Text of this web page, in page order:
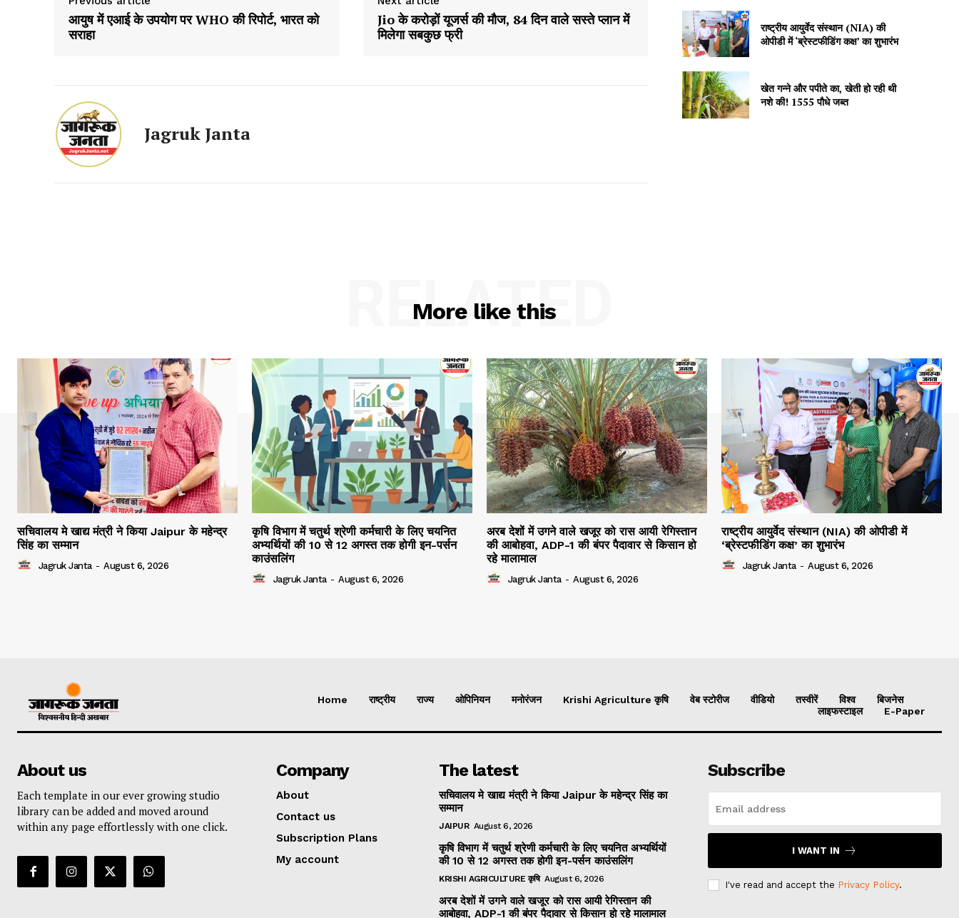
Subscription Plans
आयुष में एआई के उपयोग पर WHO की रिपोर्ट, भारत को
सराहा
Jio के करोड़ों यूजर्स की मौज, 84 दिन वाले सस्ते प्लान में
मिलेगा सबकुछ फ्री
Jagruk Janta
राष्ट्रीय आयुर्वेद संस्थान (NIA) की
ओपीडी में ‘ब्रेस्टफीडिंग कक्ष’ का शुभारंभ
खेत गन्ने और पपीते का, खेती हो रही थी
नशे की! 1555 पौधे जब्त
More like this
RELATED
सचिवालय मे खाद्य मंत्री ने किया Jaipur के महेन्द्र
सिंह का सम्मान
Jagruk Janta - August 6, 2026
कृषि विभाग में चतुर्थ श्रेणी कर्मचारी के लिए चयनित
अभ्यर्थियों की 10 से 12 अगस्त तक होगी इन-पर्सन
काउंसलिंग
Jagruk Janta - August 6, 2026
अरब देशों में उगने वाले खजूर को रास आयी रेगिस्तान
की आबोहवा, ADP-1 की बंपर पैदावार से किसान हो
रहे मालामाल
Jagruk Janta - August 6, 2026
राष्ट्रीय आयुर्वेद संस्थान (NIA) की ओपीडी में
‘ब्रेस्टफीडिंग कक्ष’ का शुभारंभ
Jagruk Janta - August 6, 2026
Home राष्ट्रीय राज्य ओपिनियन मनोरंजन Krishi Agriculture कृषि वेब स्टोरीज वीडियो तस्वीरें विश्व
बिजनेस
लाइफस्टाइल
E-Paper
About us
Each template in our ever growing studio
library can be added and moved around
within any page effortlessly with one click.
Company
About
Contact us
Subscription Plans
My account
The latest
सचिवालय मे खाद्य मंत्री ने किया Jaipur के महेन्द्र सिंह का
सम्मान
JAIPUR August 6, 2026
कृषि विभाग में चतुर्थ श्रेणी कर्मचारी के लिए चयनित अभ्यर्थियों
की 10 से 12 अगस्त तक होगी इन-पर्सन काउंसलिंग
KRISHI AGRICULTURE कृषि August 6, 2026
अरब देशों में उगने वाले खजूर को रास आयी रेगिस्तान की
आबोहवा, ADP-1 की बंपर पैदावार से किसान हो रहे मालामाल
Subscribe
I WANT IN
I've read and accept the Privacy Policy.